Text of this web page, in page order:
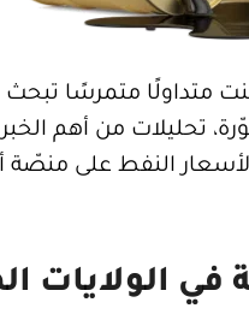
متداولًا متمرسًا
تحليلات من أهم
النفط على منصّة